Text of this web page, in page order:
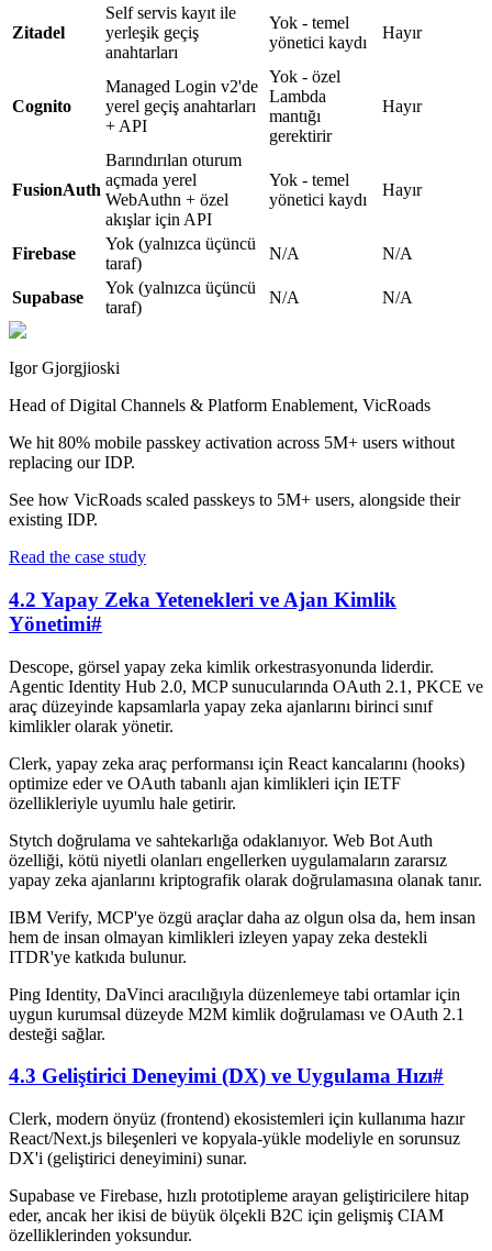
Zitadel
Self servis kayıt ile
yerleşik geçiş
anahtarları
Yok - temel
yönetici kaydı
Hayır
Cognito
Managed Login v2'de
yerel geçiş anahtarları
+ API
Yok - özel
Lambda
mantığı
gerektirir
Hayır
FusionAuth
Barındırılan oturum
açmada yerel
WebAuthn + özel
akışlar için API
Yok - temel
yönetici kaydı
Hayır
Firebase
Yok (yalnızca üçüncü
taraf)
N/A N/A
Supabase
Yok (yalnızca üçüncü
taraf)
N/A N/A
Igor Gjorgjioski
Head of Digital Channels & Platform Enablement, VicRoads
We hit 80% mobile passkey activation across 5M+ users without
replacing our IDP.
See how VicRoads scaled passkeys to 5M+ users, alongside their
existing IDP.
Read the case study
4.2 Yapay Zeka Yetenekleri ve Ajan Kimlik
Yönetimi#
Descope, görsel yapay zeka kimlik orkestrasyonunda liderdir.
Agentic Identity Hub 2.0, MCP sunucularında OAuth 2.1, PKCE ve
araç düzeyinde kapsamlarla yapay zeka ajanlarını birinci sınıf
kimlikler olarak yönetir.
Clerk, yapay zeka araç performansı için React kancalarını (hooks)
optimize eder ve OAuth tabanlı ajan kimlikleri için IETF
özellikleriyle uyumlu hale getirir.
Stytch doğrulama ve sahtekarlığa odaklanıyor. Web Bot Auth
özelliği, kötü niyetli olanları engellerken uygulamaların zararsız
yapay zeka ajanlarını kriptografik olarak doğrulamasına olanak tanır.
IBM Verify, MCP'ye özgü araçlar daha az olgun olsa da, hem insan
hem de insan olmayan kimlikleri izleyen yapay zeka destekli
ITDR'ye katkıda bulunur.
Ping Identity, DaVinci aracılığıyla düzenlemeye tabi ortamlar için
uygun kurumsal düzeyde M2M kimlik doğrulaması ve OAuth 2.1
desteği sağlar.
4.3 Geliştirici Deneyimi (DX) ve Uygulama Hızı#
Clerk, modern önyüz (frontend) ekosistemleri için kullanıma hazır
React/Next.js bileşenleri ve kopyala-yükle modeliyle en sorunsuz
DX'i (geliştirici deneyimini) sunar.
Supabase ve Firebase, hızlı prototipleme arayan geliştiricilere hitap
eder, ancak her ikisi de büyük ölçekli B2C için gelişmiş CIAM
özelliklerinden yoksundur.